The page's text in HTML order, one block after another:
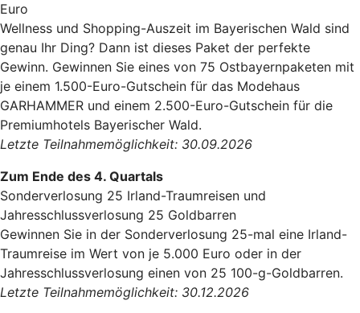
Euro
Wellness und Shopping-Auszeit im Bayerischen Wald sind
genau Ihr Ding? Dann ist dieses Paket der perfekte
Gewinn. Gewinnen Sie eines von 75 Ostbayernpaketen mit
je einem 1.500-Euro-Gutschein für das Modehaus
GARHAMMER und einem 2.500-Euro-Gutschein für die
Premiumhotels Bayerischer Wald.
Letzte Teilnahmemöglichkeit: 30.09.2026
Zum Ende des 4. Quartals
Sonderverlosung 25 Irland-Traumreisen und
Jahresschlussverlosung 25 Goldbarren
Gewinnen Sie in der Sonderverlosung 25-mal eine Irland-
Traumreise im Wert von je 5.000 Euro oder in der
Jahresschlussverlosung einen von 25 100-g-Goldbarren.
Letzte Teilnahmemöglichkeit: 30.12.2026